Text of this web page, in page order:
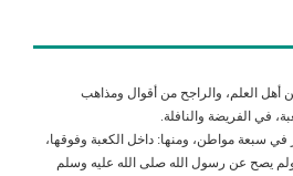
أهل العلم، والراجح من أقوال ومذاهب
في الفريضة والنافلة.
في سبعة مواطن، ومنها: داخل الكعبة وفوقها،
يصح عن رسول الله صلى الله عليه وسلم